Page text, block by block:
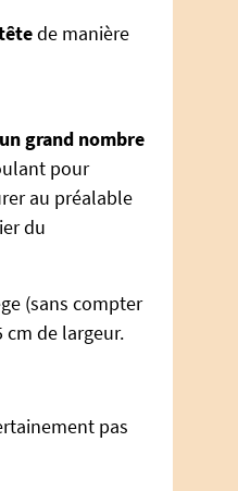
de manière
grand nombre
pour
au préalable
du
(sans compter
cm de largeur.
pas